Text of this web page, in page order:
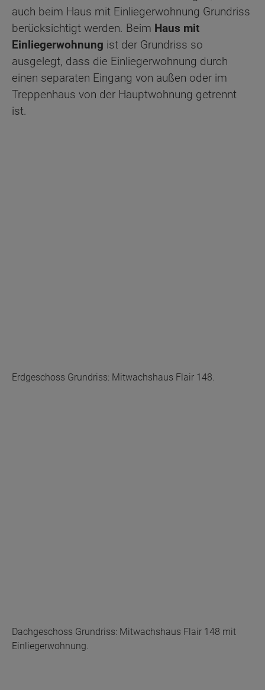
auch beim Haus mit Einliegerwohnung Grundriss
berücksichtigt werden. Beim Haus mit
Einliegerwohnung ist der Grundriss so
ausgelegt, dass die Einliegerwohnung durch
einen separaten Eingang von außen oder im
Treppenhaus von der Hauptwohnung getrennt
ist.
Erdgeschoss Grundriss: Mitwachshaus Flair 148.
Dachgeschoss Grundriss: Mitwachshaus Flair 148 mit
Einliegerwohnung.